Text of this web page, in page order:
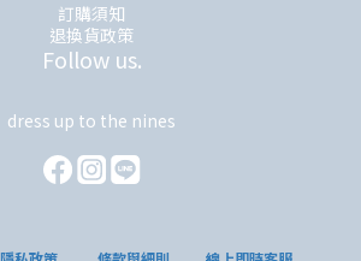
訂購須知
退換貨政策
Follow us.
dress up to the nines